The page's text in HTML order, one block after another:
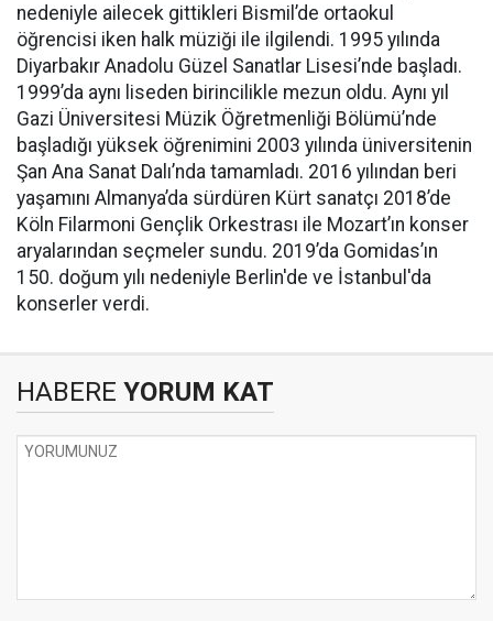
nedeniyle ailecek gittikleri Bismil’de ortaokul
öğrencisi iken halk müziği ile ilgilendi. 1995 yılında
Diyarbakır Anadolu Güzel Sanatlar Lisesi’nde başladı.
1999’da aynı liseden birincilikle mezun oldu. Aynı yıl
Gazi Üniversitesi Müzik Öğretmenliği Bölümü’nde
başladığı yüksek öğrenimini 2003 yılında üniversitenin
Şan Ana Sanat Dalı’nda tamamladı. 2016 yılından beri
yaşamını Almanya’da sürdüren Kürt sanatçı 2018’de
Köln Filarmoni Gençlik Orkestrası ile Mozart’ın konser
aryalarından seçmeler sundu. 2019’da Gomidas’ın
150. doğum yılı nedeniyle Berlin'de ve İstanbul'da
konserler verdi.
HABERE YORUM KAT